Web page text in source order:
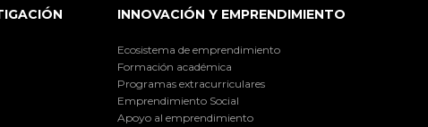
INNOVACIÓN Y EMPRENDIMIENTO
Ecosistema de emprendimiento
Formación académica
Programas extracurriculares
Emprendimiento Social
Apoyo al emprendimiento